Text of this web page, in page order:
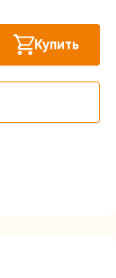
Купить
штук